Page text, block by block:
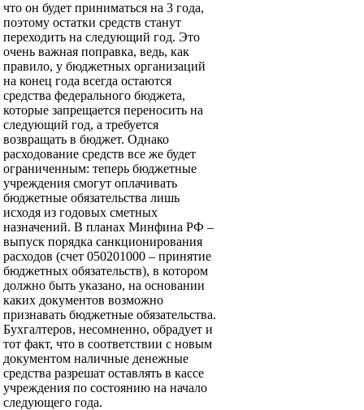
что он будет приниматься на 3 года,
поэтому остатки средств станут
переходить на следующий год. Это
очень важная поправка, ведь, как
правило, у бюджетных организаций
на конец года всегда остаются
средства федерального бюджета,
которые запрещается переносить на
следующий год, а требуется
возвращать в бюджет. Однако
расходование средств все же будет
ограниченным: теперь бюджетные
учреждения смогут оплачивать
бюджетные обязательства лишь
исходя из годовых сметных
назначений. В планах Минфина РФ –
выпуск порядка санкционирования
расходов (счет 050201000 – принятие
бюджетных обязательств), в котором
должно быть указано, на основании
каких документов возможно
признавать бюджетные обязательства.
Бухгалтеров, несомненно, обрадует и
тот факт, что в соответствии с новым
документом наличные денежные
средства разрешат оставлять в кассе
учреждения по состоянию на начало
следующего года.